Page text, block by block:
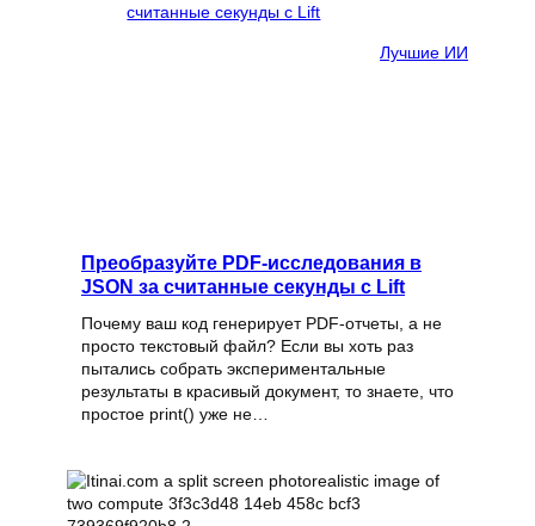
Лучшие ИИ
Преобразуйте PDF‑исследования в
JSON за считанные секунды с Lift
Почему ваш код генерирует PDF‑отчеты, а не
просто текстовый файл? Если вы хоть раз
пытались собрать экспериментальные
результаты в красивый документ, то знаете, что
простое print() уже не…